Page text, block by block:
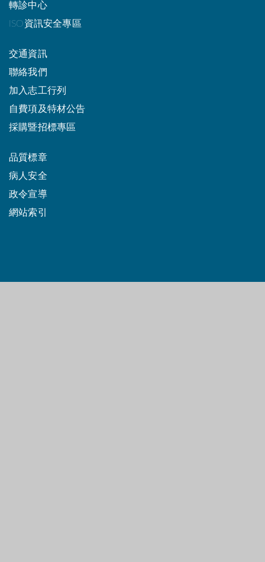
轉診中心
ISO資訊安全專區
交通資訊
聯絡我們
加入志工行列
自費項及特材公告
採購暨招標專區
品質標章
病人安全
政令宣導
網站索引